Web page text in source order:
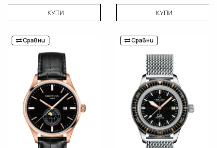
КУПИ КУПИ
Сравни Сравни